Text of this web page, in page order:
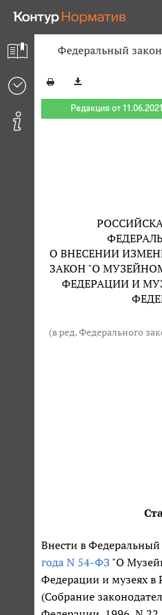
Федеральный
Редакция от
О ВНЕСЕНИИ
ЗАКОН "О
ФЕДЕРАЦИИ И
(в ред. Федерального
Внести в Федеральный
года N 54-ФЗ "О
Федерации и музеях в
(Собрание